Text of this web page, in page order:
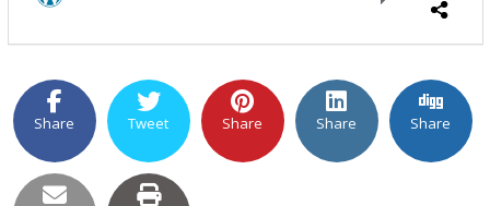
Share Tweet Share Share Share